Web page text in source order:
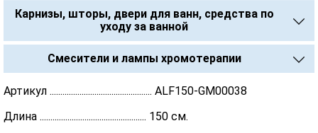
Карнизы, шторы, двери для ванн, средства по
уходу за ванной
Смесители и лампы хромотерапии
Артикул ................................................ ALF150-GM00038
Длина .................................................. 150 см.